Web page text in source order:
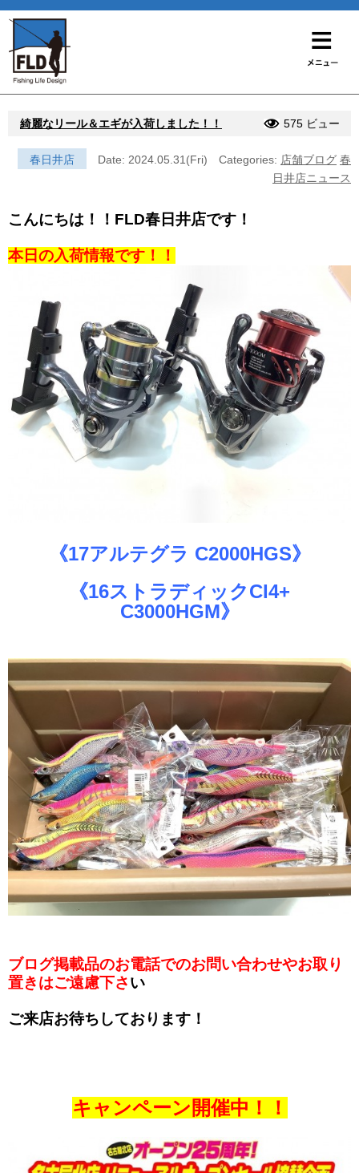
綺麗なリール＆エギが入荷しました！！ 575 ビュー
春日井店 Date: 2024.05.31(Fri) Categories: 店舗ブログ 春
日井店ニュース
こんにちは！！FLD春日井店です！
本日の入荷情報です！！
《17アルテグラ C2000HGS》
《16ストラディックCI4+
C3000HGM》
ブログ掲載品のお電話でのお問い合わせやお取り
置きはご遠慮下さい
ご来店お待ちしております！
キャンペーン開催中！！